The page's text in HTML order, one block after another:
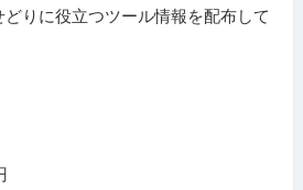
りに役立つツール情報を配布して